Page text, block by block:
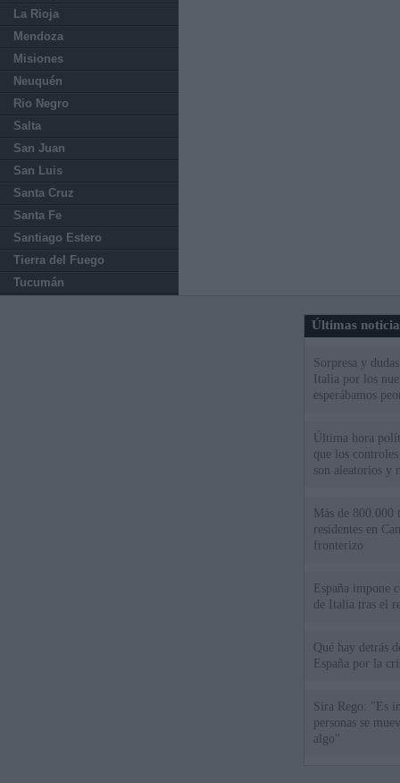
La Rioja
Mendoza
Misiones
Neuquén
Rio Negro
Salta
San Juan
San Luis
Santa Cruz
Santa Fe
Santiago Estero
Tierra del Fuego
Tucumán
Últimas
Sorpresa y
Italia por los
esperábamos
Última hora
que los
son aleatorios y
Más de 800.000
residentes en
fronterizo
España impone
de Italia tras el
Qué hay detrás
España por la
Sira Rego: "Es
personas se
algo"